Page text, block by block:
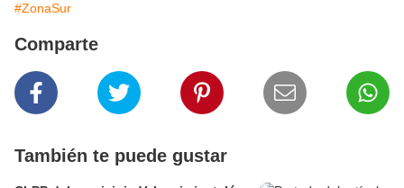
#ZonaSur
Comparte
También te puede gustar